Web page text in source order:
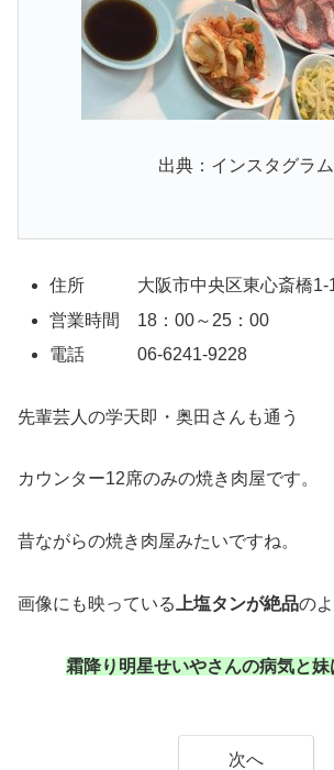
出典：インスタグラム
住所 大阪市中央区東心斎橋1-
営業時間 18：00～25：00
電話 06-6241-9228
先輩芸人の学天即・奥田さんも通う
カウンター12席のみの焼き肉屋です。
昔ながらの焼き肉屋みたいですね。
画像にも映っている 上塩タンが絶品の
霜降り明星せいやさんの病気と
次へ